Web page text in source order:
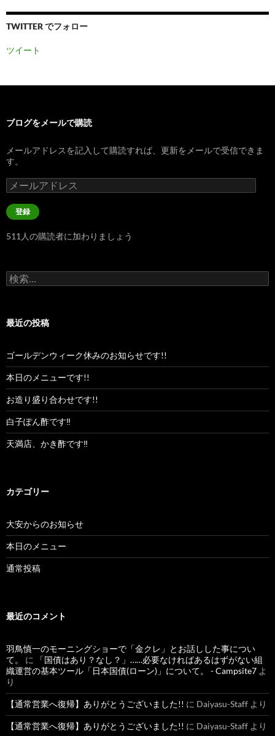
TWITTER でフォロー
ツイート
ブログをメールで購読
メールアドレスを記入して購読すれば、更新をメールで受信できま
す。
メ
ー
ル
ア
レ
登録
511人の購読者に加わりましょう
検
索:
最近の投稿
ゴールデンウィーク休みのお知らせです!!
本日のメニューです!!
お造り盛り合わせです!!
白子ぽん酢です‼︎
天満店、かき酢です‼︎
カテゴリー
大安からのお知らせ
本日のメニュー
通常投稿
最近のコメント
羽鳥慎一のモーニングショーで「金クレ」とお話しした事につい
て。
に
「国債はあり？なし？」……必要なければあるはずがない組
織運営の基本ツール「日本国債(ローン)」について。 - Campsite7 よ
り
【通常営業へ復帰】ありがとうございました!! に Daiyasu-Staff より
【通常営業へ復帰】ありがとうございました!! に Daiyasu-Staff より